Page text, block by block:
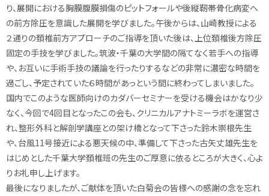
り、展開における胸膜腹膜損傷のピットフォールや後縦靭帯骨化病変へ
の前方除圧を意識した展開を学びました。午後からは、山崎教授による
２通りの頚椎前方アプローチのご指導を頂いた後は、上位頚椎後方除圧
固定の手技を学びました。筑波・千葉の大学間の隔てなく若手への指導
や、お互いに手術手技の議論を行ったりするなどの非常に濃密な時間を
過ごし、予定されていた６時間があっという間に終わってしまいました。
国内でこのような医師向けのカダバーセミナーを受ける機会はかなり少
なく、今回で4回目となったこの会も、クリニカルアナトミーラボを運営さ
れ、整形外科と解剖学講座との架け橋となって下さった鈴木崇根先生
や、台風11号接近による悪天候の中、準備して下さった古矢丈雄先生を
はじめとした千葉大学頚椎班の先生のご厚意に依るところが大きく、心よ
りお礼申し上げます。
最後になりましたが、ご献体を頂いた白菊会の皆様への感謝の念を忘れ